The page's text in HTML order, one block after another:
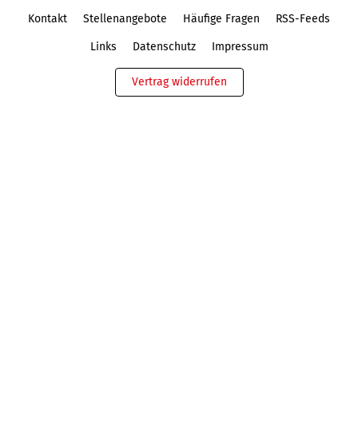
Kontakt Stellenangebote Häufige Fragen RSS-Feeds
Links Datenschutz Impressum
Vertrag widerrufen